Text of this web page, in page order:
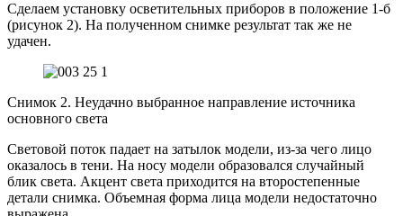
Сделаем установку осветительных приборов в положение 1-б
(рисунок 2). На полученном снимке результат так же не
удачен.
Снимок 2. Неудачно выбранное направление источника
основного света
Световой поток падает на затылок модели, из-за чего лицо
оказалось в тени. На носу модели образовался случайный
блик света. Акцент света приходится на второстепенные
детали снимка. Объемная форма лица модели недостаточно